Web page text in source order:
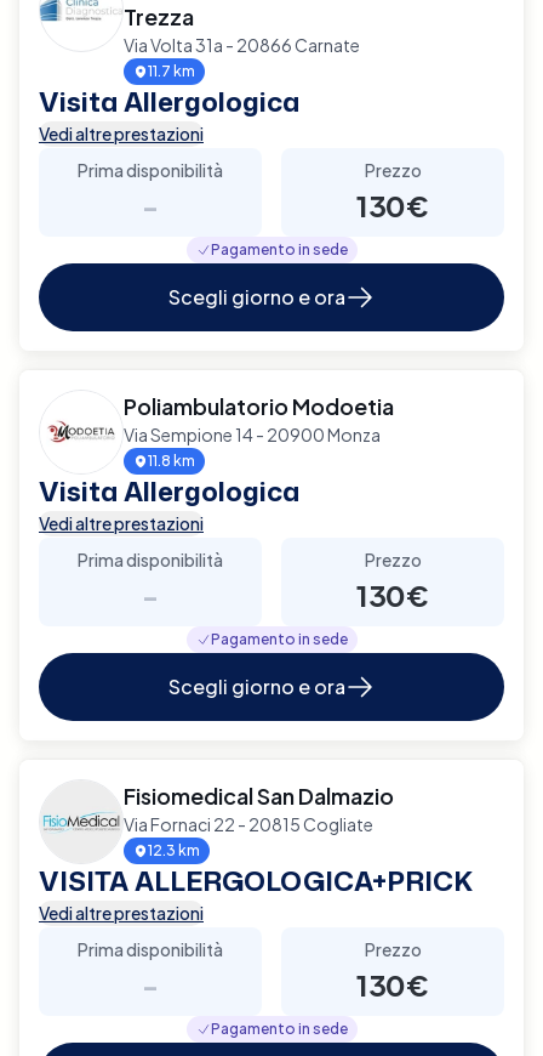
Trezza
Via Volta 31a - 20866 Carnate
11.7 km
Visita Allergologica
Vedi altre prestazioni
Prima disponibilità
-
Prezzo
130€
Pagamento in sede
Scegli giorno e ora
Poliambulatorio Modoetia
Via Sempione 14 - 20900 Monza
11.8 km
Visita Allergologica
Vedi altre prestazioni
Prima disponibilità
-
Prezzo
130€
Pagamento in sede
Scegli giorno e ora
Fisiomedical San Dalmazio
Via Fornaci 22 - 20815 Cogliate
12.3 km
VISITA ALLERGOLOGICA+PRICK
Vedi altre prestazioni
Prima disponibilità
-
Prezzo
130€
Pagamento in sede